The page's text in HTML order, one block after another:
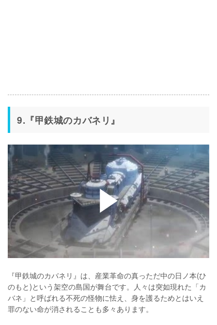
9.『甲鉄城のカバネリ』
『甲鉄城のカバネリ』は、産業革命の真っただ中の日ノ本(ひ
のもと)という架空の島国が舞台です。人々は突如現れた「カ
バネ」と呼ばれる不死の怪物に怯え、身を護るためとはいえ
罪のない命が消されることも多々あります。